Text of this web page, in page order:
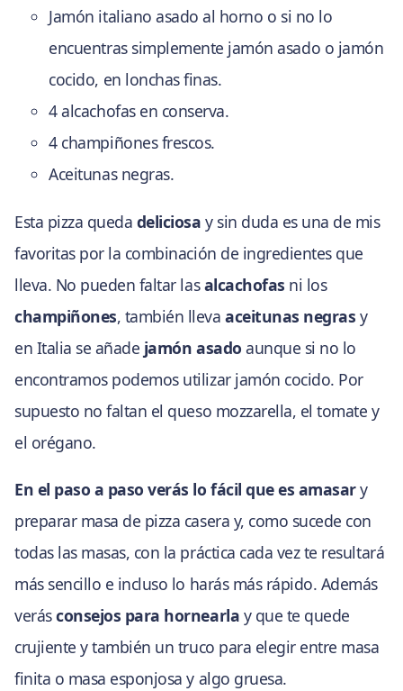
Jamón italiano asado al horno o si no lo
encuentras simplemente jamón asado o jamón
cocido, en lonchas finas.
4 alcachofas en conserva.
4 champiñones frescos.
Aceitunas negras.
Esta pizza queda deliciosa y sin duda es una de mis
favoritas por la combinación de ingredientes que
lleva. No pueden faltar lasalcachofas ni los
champiñones, también llevaaceitunas negras y
en Italia se añade jamón asado aunque si no lo
encontramos podemos utilizar jamón cocido. Por
supuesto no faltan el queso mozzarella, el tomate y
el orégano.
En el paso a paso verás lo fácil que es amasary
preparar masa de pizza casera y, como sucede con
todas las masas, con la práctica cada vez te resultará
más sencillo e incluso lo harás más rápido. Además
verásconsejos para hornearla y que te quede
crujiente y también un truco para elegir entre masa
finita o masa esponjosa y algo gruesa.